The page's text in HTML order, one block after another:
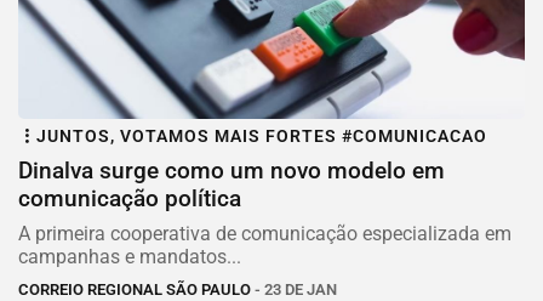
JUNTOS, VOTAMOS MAIS FORTES #COMUNICACAO
Dinalva surge como um novo modelo em
comunicação política
A primeira cooperativa de comunicação especializada em
campanhas e mandatos...
CORREIO REGIONAL SÃO PAULO - 23 DE JAN